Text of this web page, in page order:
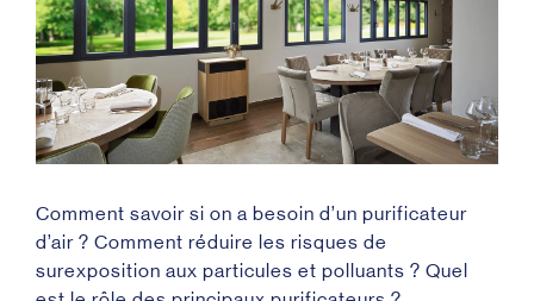
Comment savoir si on a besoin d’un purificateur
d’air ? Comment réduire les risques de
surexposition aux particules et polluants ? Quel